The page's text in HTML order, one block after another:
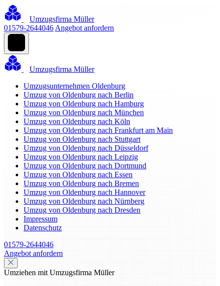
Umzugsfirma Müller
01579-2644046 Angebot anfordern
Umzugsfirma Müller
Umzugsunternehmen Oldenburg
Umzug von Oldenburg nach Berlin
Umzug von Oldenburg nach Hamburg
Umzug von Oldenburg nach München
Umzug von Oldenburg nach Köln
Umzug von Oldenburg nach Frankfurt am Main
Umzug von Oldenburg nach Stuttgart
Umzug von Oldenburg nach Düsseldorf
Umzug von Oldenburg nach Leipzig
Umzug von Oldenburg nach Dortmund
Umzug von Oldenburg nach Essen
Umzug von Oldenburg nach Bremen
Umzug von Oldenburg nach Hannover
Umzug von Oldenburg nach Nürnberg
Umzug von Oldenburg nach Dresden
Impressum
Datenschutz
01579-2644046
Angebot anfordern
Umziehen mit Umzugsfirma Müller